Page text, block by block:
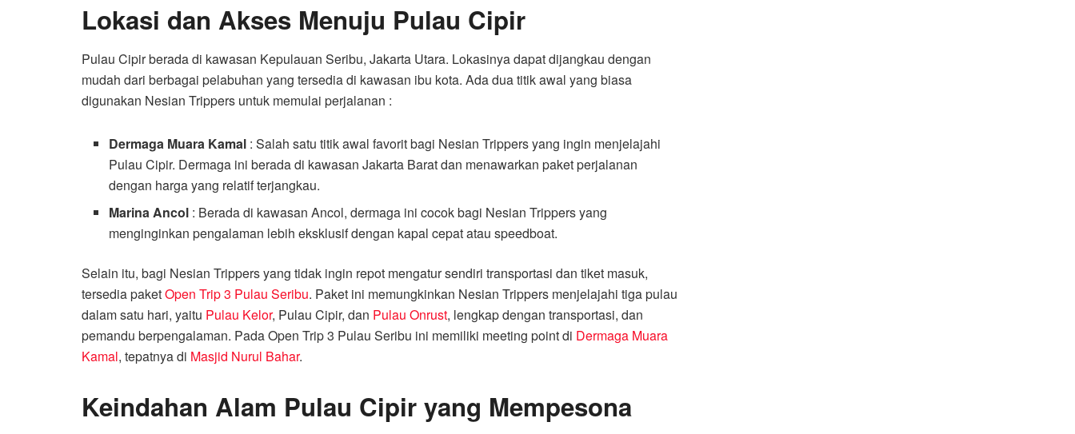
Lokasi dan Akses Menuju Pulau Cipir
Pulau Cipir berada di kawasan Kepulauan Seribu, Jakarta Utara. Lokasinya dapat dijangkau dengan
mudah dari berbagai pelabuhan yang tersedia di kawasan ibu kota. Ada dua titik awal yang biasa
digunakan Nesian Trippers untuk memulai perjalanan :
Dermaga Muara Kamal : Salah satu titik awal favorit bagi Nesian Trippers yang ingin menjelajahi
Pulau Cipir. Dermaga ini berada di kawasan Jakarta Barat dan menawarkan paket perjalanan
dengan harga yang relatif terjangkau.
Marina Ancol : Berada di kawasan Ancol, dermaga ini cocok bagi Nesian Trippers yang
menginginkan pengalaman lebih eksklusif dengan kapal cepat atau speedboat.
Selain itu, bagi Nesian Trippers yang tidak ingin repot mengatur sendiri transportasi dan tiket masuk,
tersedia paketOpen Trip 3 Pulau Seribu. Paket ini memungkinkan Nesian Trippers menjelajahi tiga pulau
dalam satu hari, yaitu Pulau Kelor, Pulau Cipir, dan Pulau Onrust, lengkap dengan transportasi, dan
pemandu berpengalaman. Pada Open Trip 3 Pulau Seribu ini memiliki meeting point di Dermaga Muara
Kamal, tepatnya di Masjid Nurul Bahar.
Keindahan Alam Pulau Cipir yang Mempesona